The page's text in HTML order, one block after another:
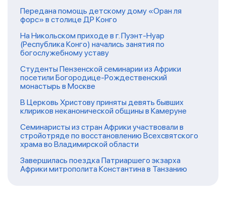
Передана помощь детскому дому «Оран ля
форс» в столице ДР Конго
На Никольском приходе в г. Пуэнт-Нуар
(Республика Конго) начались занятия по
богослужебному уставу
Студенты Пензенской семинарии из Африки
посетили Богородице-Рождественский
монастырь в Москве
В Церковь Христову приняты девять бывших
клириков неканонической общины в Камеруне
Семинаристы из стран Африки участвовали в
стройотряде по восстановлению Всехсвятского
храма во Владимирской области
Завершилась поездка Патриаршего экзарха
Африки митрополита Константина в Танзанию